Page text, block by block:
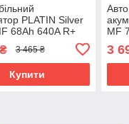
PLATIN Silver
68Ah 640A R+
3 465 ₴
Купити
MF
3